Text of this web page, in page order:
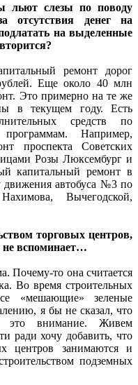
льют слезы по поводу
отсутствия денег на
на выделенные
ремонт дорог
Еще около 40 млн
Это примерно на те же
в текущем году. Есть
средств по
Например,
проспекта Советских
Розы Люксембург и
капитальный ремонт в
движения автобуса №3 по
Вычегодской,
торговых центров,
не вспоминает…
Почему-то она считается
Во время строительных
«мешающие» зеленые
я бы не сказал, что
это внимание. Живем
ради хочу добавить, что
центров занимаются и
подземных